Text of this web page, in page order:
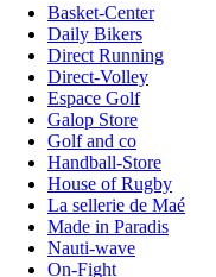
Basket-Center
Daily Bikers
Direct Running
Direct-Volley
Espace Golf
Galop Store
Golf and co
Handball-Store
House of Rugby
La sellerie de Maé
Made in Paradis
Nauti-wave
On-Fight